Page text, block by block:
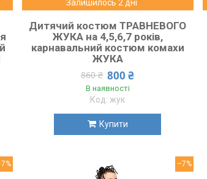
Залишилось 2 дні
Дитячий костюм ТРАВНЕВОГО
ЖУКА на 4,5,6,7 років,
карнавальний костюм комахи
ЖУКА
860 ₴ 800 ₴
В наявності
жук
Купити
–7%